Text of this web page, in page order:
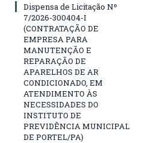
Dispensa de Licitação Nº
7/2026-300404-I
(CONTRATAÇÃO DE
EMPRESA PARA
MANUTENÇÃO E
REPARAÇÃO DE
APARELHOS DE AR
CONDICIONADO, EM
ATENDIMENTO ÀS
NECESSIDADES DO
INSTITUTO DE
PREVIDÊNCIA MUNICIPAL
DE PORTEL/PA)